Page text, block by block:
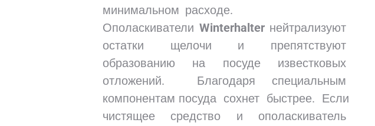
минимальном расходе.
Ополаскиватели Winterhalterнейтрализуют
остатки щелочи и препятствуют
образованию на посуде известковых
отложений. Благодаря специальным
компонентам посуда сохнет быстрее. Если
чистящее средство и ополаскиватель